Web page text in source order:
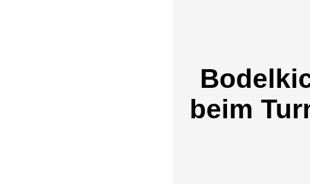
beim